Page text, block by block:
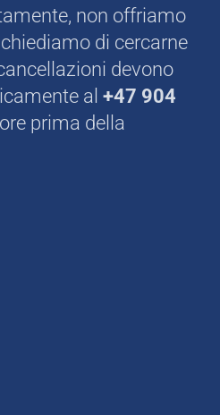
non offriamo
di cercarne
devono
al +47 904
prima della